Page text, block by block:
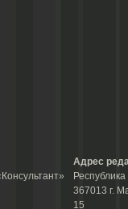
Адрес
367013 г.
15